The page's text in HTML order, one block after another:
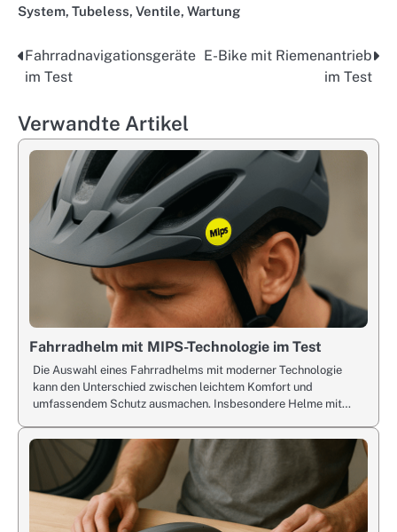
System, Tubeless, Ventile, Wartung
Post
Fahrradnavigationsgeräte
im Test
E-Bike mit Riemenantrieb
im Test
Verwandte Artikel
Fahrradhelm mit MIPS-Technologie im Test
Die Auswahl eines Fahrradhelms mit moderner Technologie
kann den Unterschied zwischen leichtem Komfort und
umfassendem Schutz ausmachen. Insbesondere Helme mit…